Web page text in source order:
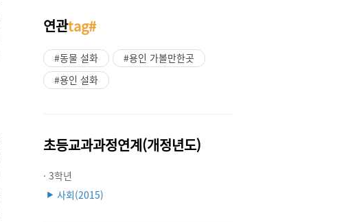
연관tag#
#동물 설화
#용인 가볼만한곳
#용인 설화
초등교과과정연계(개정년도)
· 3학년
▶ 사회(2015)